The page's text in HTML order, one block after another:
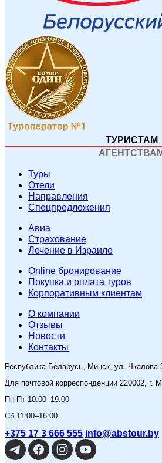
ТУРИСТАМ
Туры
Отели
Направления
Спецпредложения
Авиа
Страхование
Лечение в Израиле
Online бронирование
Покупка и оплата туров
Корпоративным клиентам
O компании
Отзывы
Новости
Контакты
Республика Беларусь, Минск, ул. Чкалова
Для почтовой корреспонденции 220002, г.
Пн-Пт 10:00–19:00
Сб 11:00–16:00
+375 17 3 666 555 info@abstour.by